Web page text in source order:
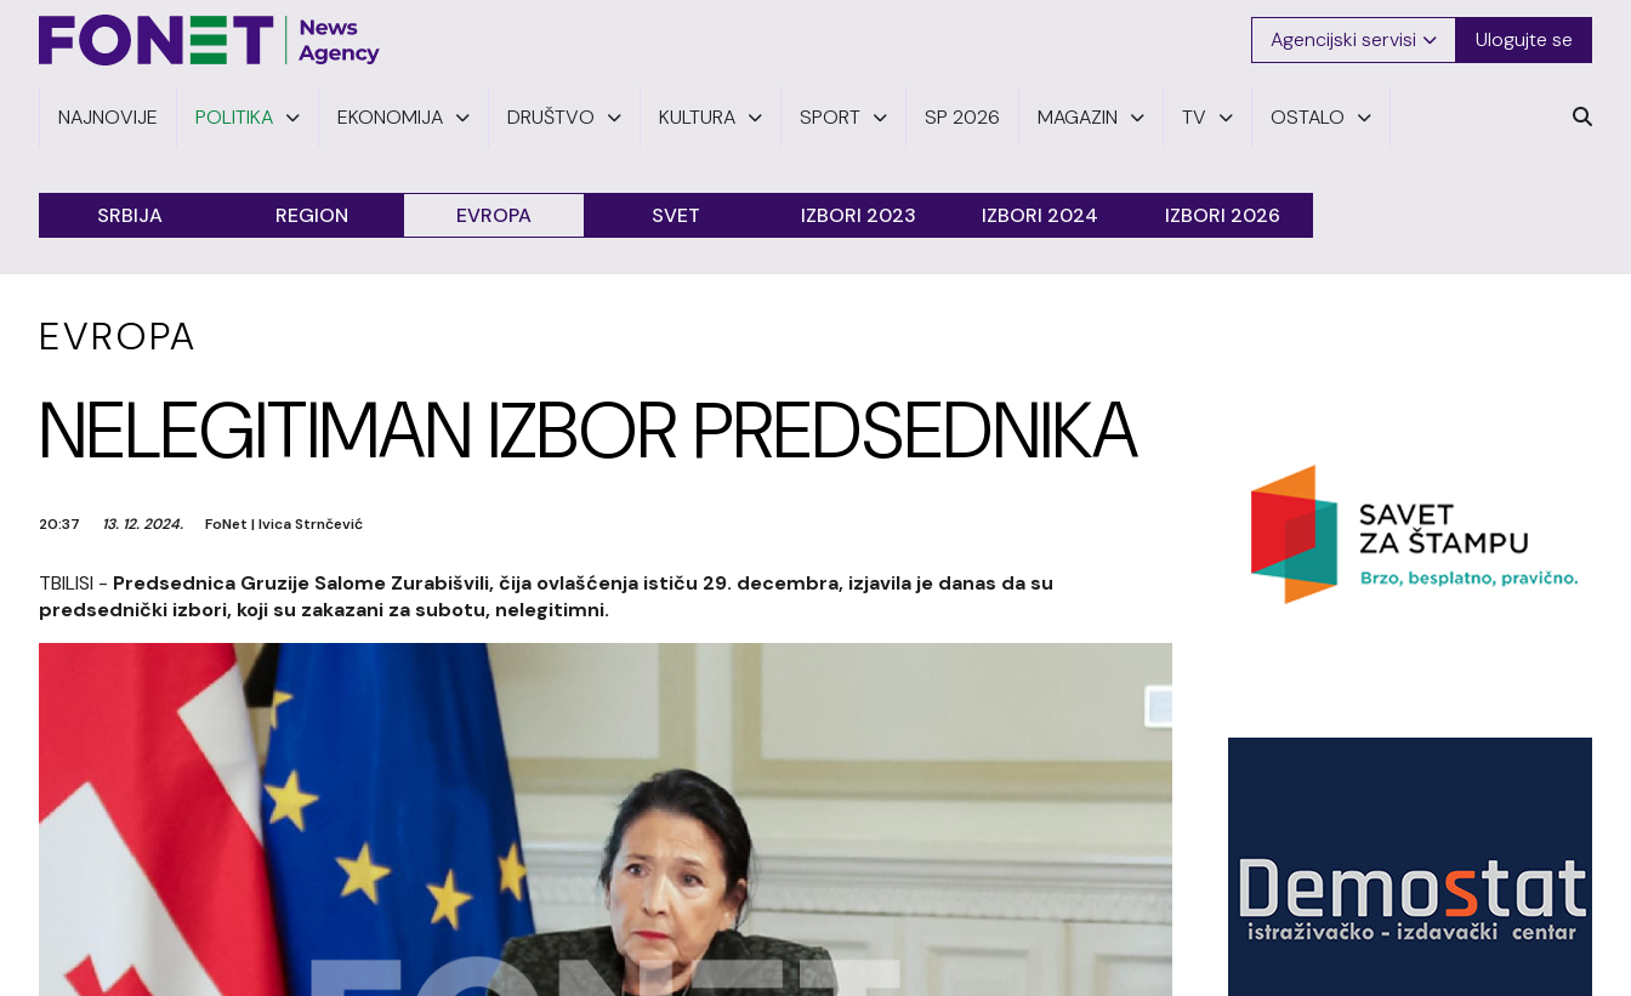
Agencijski servisi Ulogujte se
NAJNOVIJE POLITIKA EKONOMIJA DRUŠTVO KULTURA SPORT SP 2026 MAGAZIN TV OSTALO
SRBIJA REGION EVROPA SVET IZBORI 2023 IZBORI 2024 IZBORI 2026
EVROPA
NELEGITIMAN IZBOR PREDSEDNIKA
20:37 13. 12. 2024. FoNet |Ivica Strnčević
TBILISI - Predsednica Gruzije Salome Zurabišvili, čija ovlašćenja ističu 29. decembra, izjavila je danas da su
predsednički izbori, koji su zakazani za subotu, nelegitimni.